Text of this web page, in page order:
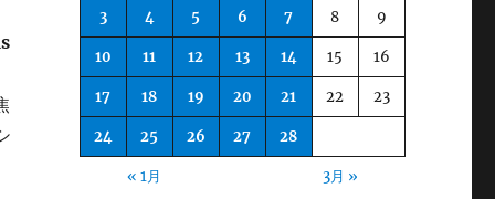
3 4 5 6 7 8 9
10 11 12 13 14 15 16
17 18 19 20 21 22 23
24 25 26 27 28
« 1月 3月 »